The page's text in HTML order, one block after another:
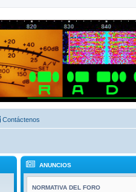
Contáctenos
ANUNCIOS
NORMATIVA DEL FORO